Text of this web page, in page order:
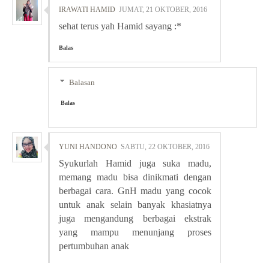
IRAWATI HAMID JUMAT, 21 OKTOBER, 2016
sehat terus yah Hamid sayang :*
Balas
Balasan
Balas
YUNI HANDONO SABTU, 22 OKTOBER, 2016
Syukurlah Hamid juga suka madu,
memang madu bisa dinikmati dengan
berbagai cara. GnH madu yang cocok
untuk anak selain banyak khasiatnya
juga mengandung berbagai ekstrak
yang mampu menunjang proses
pertumbuhan anak